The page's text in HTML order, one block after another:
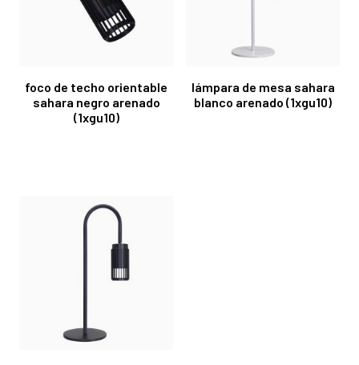
foco de techo orientable
sahara negro arenado
(1xgu10)
lámpara de mesa sahara
blanco arenado (1xgu10)